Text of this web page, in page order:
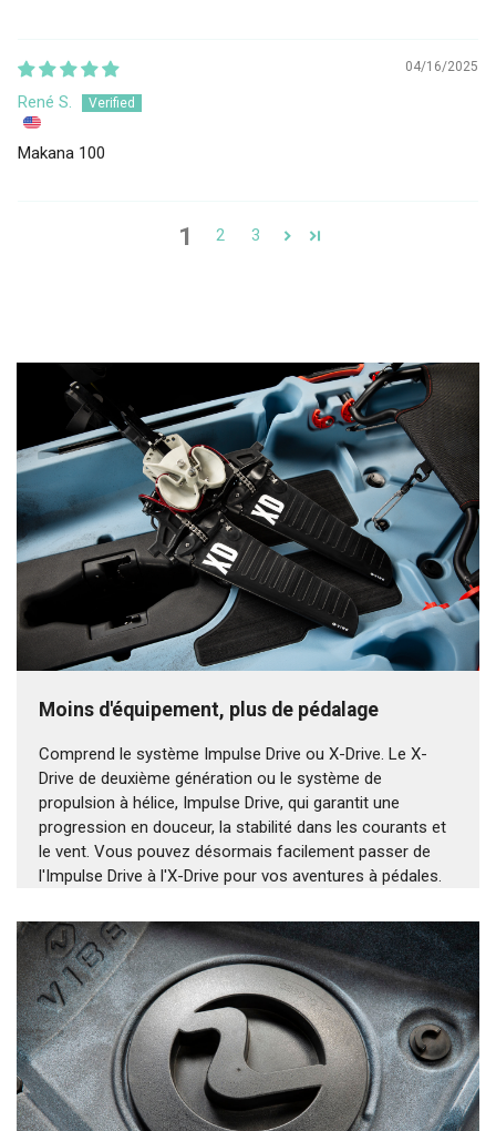
04/16/2025
René S.
Makana 100
1 2 3
Moins d'équipement, plus de pédalage
Comprend le système Impulse Drive ou X-Drive. Le X-
Drive de deuxième génération ou le système de
propulsion à hélice, Impulse Drive, qui garantit une
progression en douceur, la stabilité dans les courants et
le vent. Vous pouvez désormais facilement passer de
l'Impulse Drive à l'X-Drive pour vos aventures à pédales.